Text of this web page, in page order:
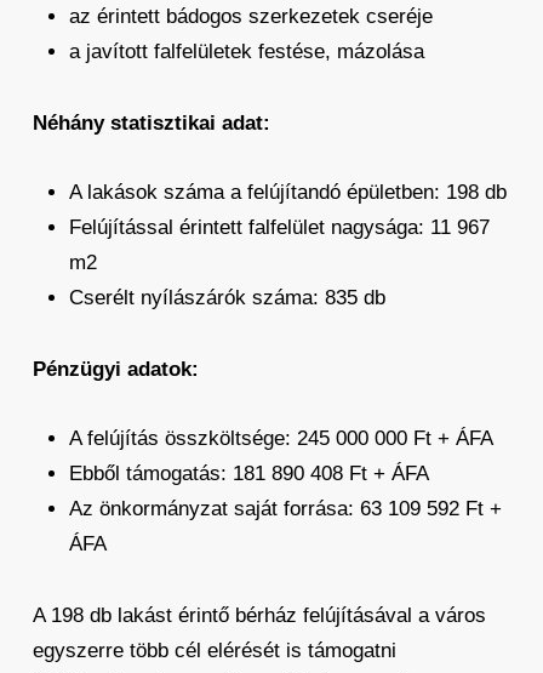
az érintett bádogos szerkezetek cseréje
a javított falfelületek festése, mázolása
Néhány statisztikai adat:
A lakások száma a felújítandó épületben: 198 db
Felújítással érintett falfelület nagysága: 11 967
m2
Cserélt nyílászárók száma: 835 db
Pénzügyi adatok:
A felújítás összköltsége: 245 000 000 Ft + ÁFA
Ebből támogatás: 181 890 408 Ft + ÁFA
Az önkormányzat saját forrása: 63 109 592 Ft +
ÁFA
A 198 db lakást érintő bérház felújításával a város
egyszerre több cél elérését is támogatni